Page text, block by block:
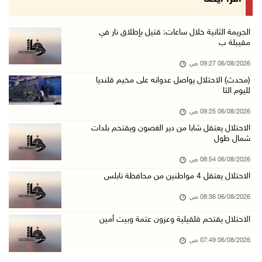
إصابات وإحراق مساكن في هجوم للمستعمرين على ال ...
05/آب/2026 10:59 م
إصابة 3 مواطنين إثر اعتداء مستعمرين عليهم في ...
الوزيرة شاهين تبحث مع نظيرها المصري مستجدات ا ...
05/آب/2026 10:43 م
مستعمرون يقتحمون بيت فجار جنوب بيت لحم
05/آب/2026 10:19 م
قوات الاحتلال تقتحم خلايل اللوز جنوب شرق بيت ...
الرئيس يقلد قامات وطنية ومؤسسين في "اتحاد الك ...
الجريمة الثانية خلال ساعات: قتيل بإطلاق نار في
مقيبلة ب
06/08/2026 09:27 ص
(محدث) الاحتلال يواصل عدوانه على مخيم قلنديا
لليوم الثا
06/08/2026 09:25 ص
الاحتلال يعتقل شابا من دير الغصون ويقتحم بلدات
شمال طول
06/08/2026 08:54 ص
الاحتلال يعتقل 4 مواطنين من محافظة نابلس
06/08/2026 08:36 ص
الاحتلال يقتحم قلقيلية وعزون عتمة وبيت أمين
06/08/2026 07:49 ص